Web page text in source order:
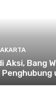
Aksi, Bang